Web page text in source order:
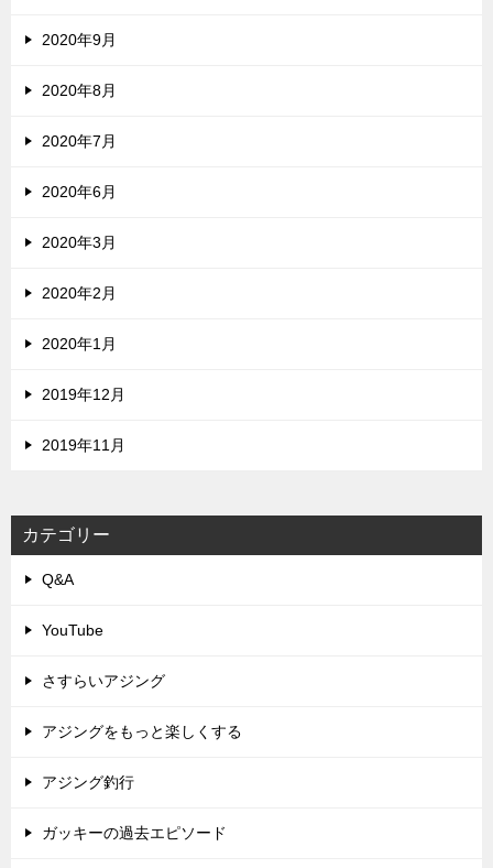
2020年9月
2020年8月
2020年7月
2020年6月
2020年3月
2020年2月
2020年1月
2019年12月
2019年11月
カテゴリー
Q&A
YouTube
さすらいアジング
アジングをもっと楽しくする
アジング釣行
ガッキーの過去エピソード